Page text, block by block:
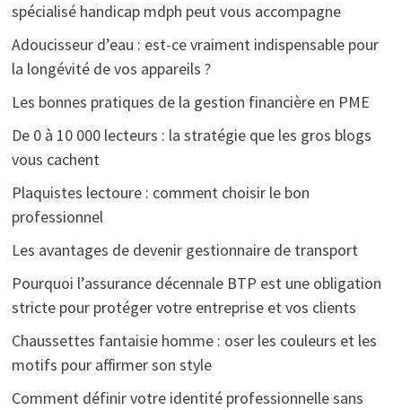
spécialisé handicap mdph peut vous accompagne
Adoucisseur d’eau : est-ce vraiment indispensable pour
la longévité de vos appareils ?
Les bonnes pratiques de la gestion financière en PME
De 0 à 10 000 lecteurs : la stratégie que les gros blogs
vous cachent
Plaquistes lectoure : comment choisir le bon
professionnel
Les avantages de devenir gestionnaire de transport
Pourquoi l’assurance décennale BTP est une obligation
stricte pour protéger votre entreprise et vos clients
Chaussettes fantaisie homme : oser les couleurs et les
motifs pour affirmer son style
Comment définir votre identité professionnelle sans